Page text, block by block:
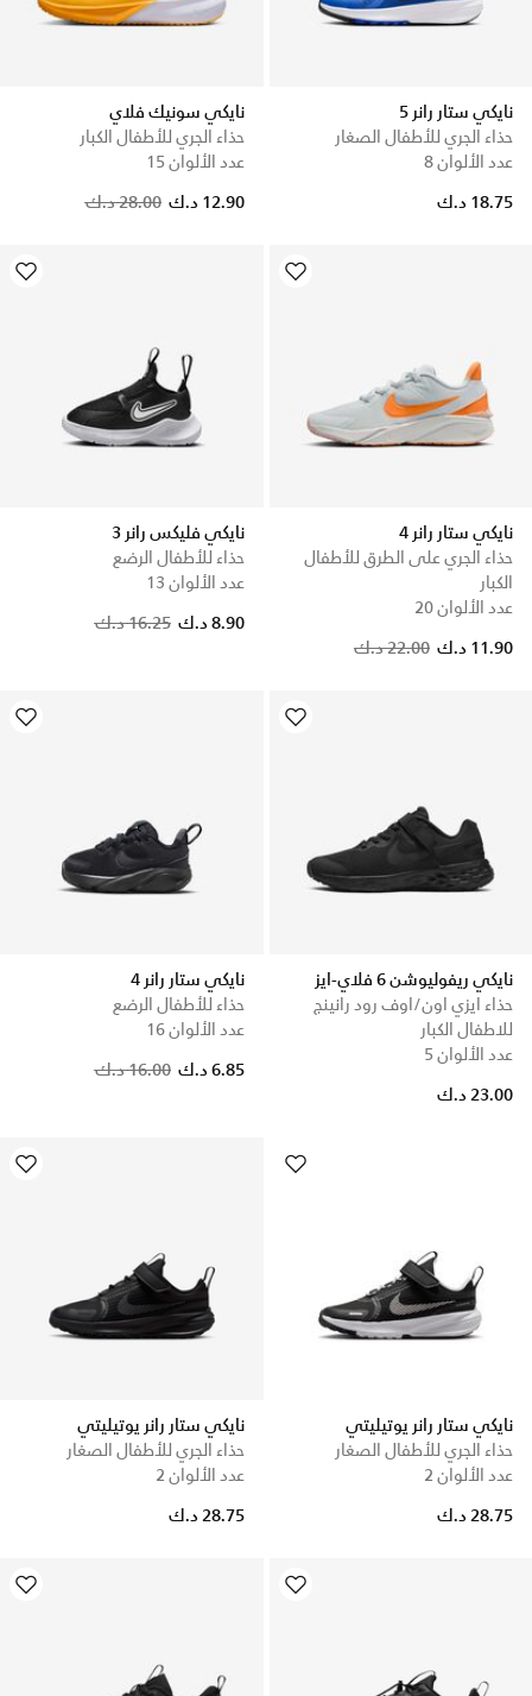
نايكي ستار رانر 5
حذاء الجري للأطفال الصغار
عدد الألوان 8
18.75 د.ك
نايكي سونيك فلاي
حذاء الجري للأطفال الكبار
عدد الألوان 15
Price reduced from
28.00 د.ك 12.90 د.ك
نايكي ستار رانر 4
حذاء الجري على الطرق للأطفال
الكبار
عدد الألوان 20
22.00 د.ك
11.90 د.ك
نايكي فليكس رانر 3
حذاء للأطفال الرضع
عدد الألوان 13
Price reduced from
16.25 د.ك 8.90 د.ك
نايكي ريفوليوشن 6 فلاي-ايز
حذاء ايزي اون/اوف رود رانينج
للاطفال الكبار
عدد الألوان 5
23.00 د.ك
نايكي ستار رانر 4
حذاء للأطفال الرضع
عدد الألوان 16
Price reduced from
16.00 د.ك 6.85 د.ك
نايكي ستار رانر يوتيليتي
حذاء الجري للأطفال الصغار
عدد الألوان 2
28.75 د.ك
نايكي ستار رانر يوتيليتي
حذاء الجري للأطفال الصغار
عدد الألوان 2
28.75 د.ك